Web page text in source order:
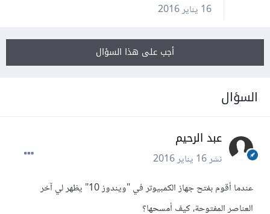
16 يناير 2016
أجب على هذا السؤال
السؤال
عبد الرحيم
نشر16 يناير 2016
عندما أقوم بفتح جهاز الكمبيوتر في "ويندوز 10" يظهر لي آخر
العناصر المفتوحة، كيف أمسحها؟